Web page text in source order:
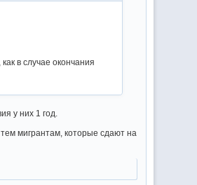
в случае окончания
у них 1 год.
мигрантам, которые сдают на